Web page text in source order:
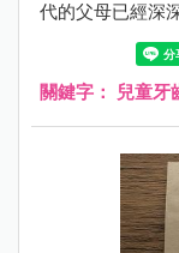
代的父母已經深
外在因素，還牽
牙齒會亂掉的因
為各位介紹兒童
關鍵字： 兒童牙